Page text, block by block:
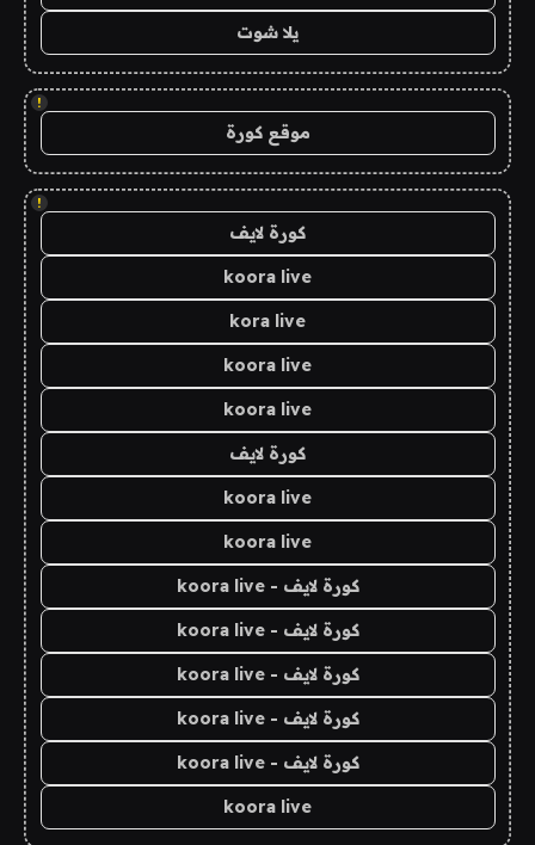
يلا شوت
!
موقع كورة
!
كورة لايف
koora live
kora live
koora live
koora live
كورة لايف
koora live
koora live
كورة لايف - koora live
كورة لايف - koora live
كورة لايف - koora live
كورة لايف - koora live
كورة لايف - koora live
koora live